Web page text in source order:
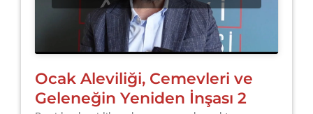
Ocak Aleviliği, Cemevleri ve
Geleneğin Yeniden İnşası 2